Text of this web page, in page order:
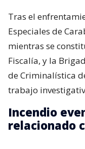
Tras el
Especiales de
mientras se
Fiscalía, y la
de Criminalística
trabajo
Incendio
relacionado